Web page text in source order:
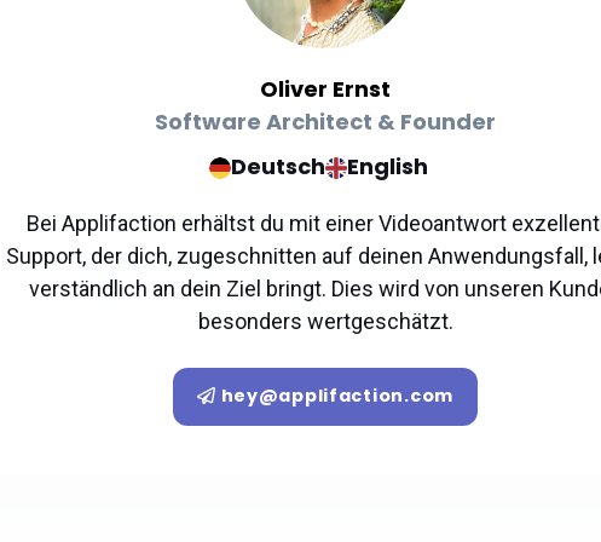
Oliver Ernst
Software Architect & Founder
Deutsch
English
Bei Applifaction erhältst du mit einer Videoantwort
Support, der dich, zugeschnitten auf deinen Anwendungsfall,
verständlich an dein Ziel bringt. Dies wird von unseren
besonders wertgeschätzt.
hey@applifaction.com